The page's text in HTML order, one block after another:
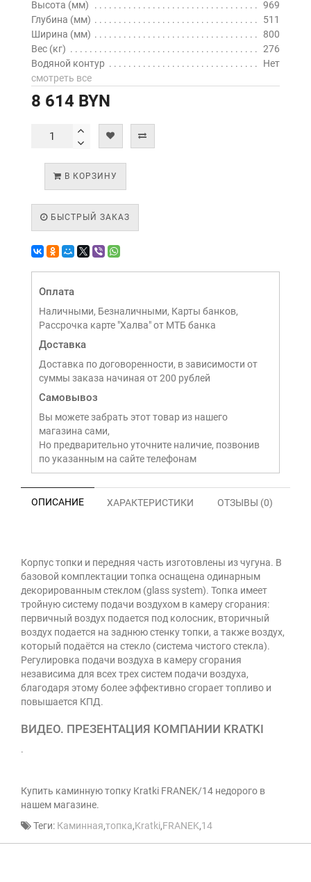
Высота (мм)
969
Глубина (мм)
511
Ширина (мм)
800
Вес (кг)
276
Водяной контур
Нет
смотреть все
8 614 BYN
В КОРЗИНУ
БЫСТРЫЙ ЗАКАЗ
Оплата
Наличными, Безналичными, Карты банков,
Рассрочка карте "Халва" от МТБ банка
Доставка
Доставка по договоренности, в зависимости от
суммы заказа начиная от 200 рублей
Самовывоз
Вы можете забрать этот товар из нашего
магазина сами,
Но предварительно уточните наличие, позвонив
по указанным на сайте телефонам
ОПИСАНИЕ ХАРАКТЕРИСТИКИ ОТЗЫВЫ (0)
Корпус топки и передняя часть изготовлены из чугуна. В
базовой комплектации топка оснащена одинарным
декорированным стеклом (glass system). Топка имеет
тройную систему подачи воздухом в камеру сгорания:
первичный воздух подается под колосник, вторичный
воздух подается на заднюю стенку топки, а также воздух,
который подаётся на стекло (система чистого стекла).
Регулировка подачи воздуха в камеру сгорания
независима для всех трех систем подачи воздуха,
благодаря этому более эффективно сгорает топливо и
повышается КПД.
ВИДЕО. ПРЕЗЕНТАЦИЯ КОМПАНИИ KRATKI
.
Купить каминную топку Kratki FRANEK/14 недорого в
нашем магазине.
Теги: Каминная,топка,Kratki,FRANEK,14